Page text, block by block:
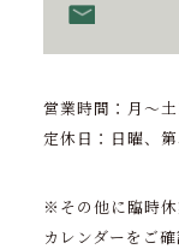
営業時間：月〜
定休日：日曜、
※その他に臨時休
カレンダーをご